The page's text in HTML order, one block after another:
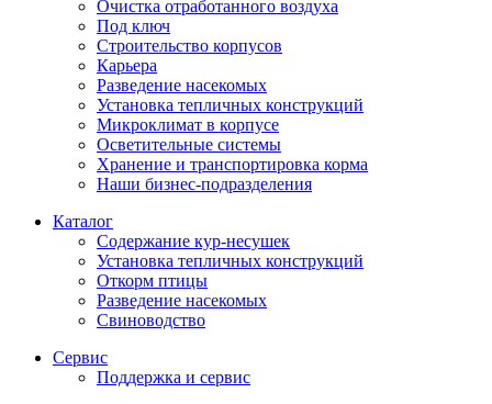
Очистка отработанного воздуха
Под ключ
Строительство корпусов
Карьера
Разведение насекомых
Установка тепличных конструкций
Микроклимат в корпусе
Осветительные системы
Хранение и транспортировка корма
Наши бизнес-подразделения
Каталог
Содержание кур-несушек
Установка тепличных конструкций
Откорм птицы
Разведение насекомых
Свиноводство
Сервис
Поддержка и сервис